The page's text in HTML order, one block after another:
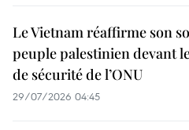
Le Vietnam réaffirme son
peuple palestinien devant
de sécurité de l’ONU
29/07/2026 04:45